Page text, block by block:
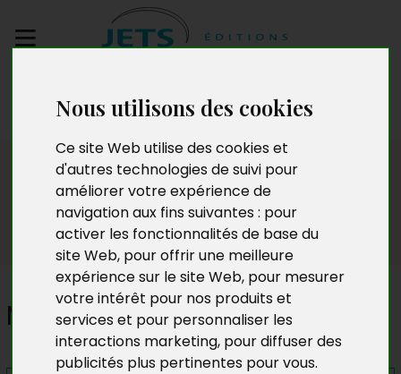
Nous utilisons des cookies
Ce site Web utilise des cookies et
d'autres technologies de suivi pour
améliorer votre expérience de
navigation aux fins suivantes : pour
activer les fonctionnalités de base du
site Web, pour offrir une meilleure
expérience sur le site Web, pour mesurer
votre intérêt pour nos produits et
services et pour personnaliser les
interactions marketing, pour diffuser des
publicités plus pertinentes pour vous.
manuscrit
Presse
Mots au parfum d'ïle